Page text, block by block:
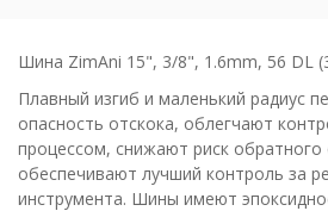
Шина ZimAni 15", 3/8", 1.6mm, 56 DL
Плавный изгиб и маленький радиус
опасность отскока, облегчают
процессом, снижают риск обратного
обеспечивают лучший контроль за
инструмента. Шины имеют